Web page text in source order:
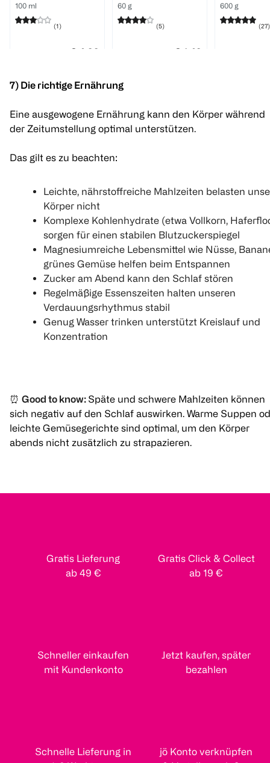
100 ml
(1)
€ 4,99
60 g
(5)
€ 1,49
600 g
(27)
Schäumende
Badekristalle
Abschalten
(1)
€ 1,99
100 g 2,49
Badekristalle
Goodbye Stress
(1)
100 g 2,48
7) Die richtige Ernährung
Eine ausgewogene Ernährung kann den Körper während
der Zeitumstellung optimal unterstützen.
Das gilt es zu beachten:
Leichte, nährstoffreiche Mahlzeiten belasten
Körper nicht
Komplexe Kohlenhydrate (etwa Vollkorn,
sorgen für einen stabilen Blutzuckerspiegel
Magnesiumreiche Lebensmittel wie Nüsse,
grünes Gemüse helfen beim Entspannen
Zucker am Abend kann den Schlaf stören
Regelmäßige Essenszeiten halten unseren
Verdauungsrhythmus stabil
Genug Wasser trinken unterstützt Kreislauf und
Konzentration
⏰ Good to know: Späte und schwere Mahlzeiten können
sich negativ auf den Schlaf auswirken. Warme Suppen
leichte Gemüsegerichte sind optimal, um den Körper
abends nicht zusätzlich zu strapazieren.
Gratis Lieferung
ab 49 €
Gratis Click & Collect
ab 19 €
Schneller einkaufen
mit Kundenkonto
Jetzt kaufen, später
bezahlen
Schnelle Lieferung in
jö Konto verknüpfen